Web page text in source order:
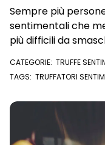
Sempre più
sentimentali che
più difficili da
CATEGORIE: TRUFFE
TAGS: TRUFFATORI